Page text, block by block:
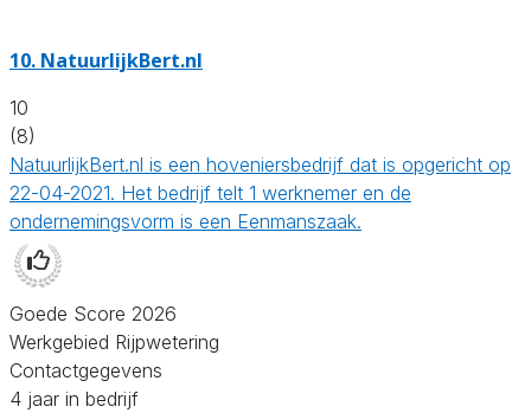
10. NatuurlijkBert.nl
10
(8)
NatuurlijkBert.nl is een hoveniersbedrijf dat is opgericht op
22-04-2021. Het bedrijf telt 1 werknemer en de
ondernemingsvorm is een Eenmanszaak.
Goede Score 2026
Werkgebied Rijpwetering
Contactgegevens
4 jaar in bedrijf